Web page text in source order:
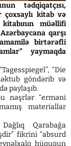
tədqiqatçısı,
çoxsaylı kitab və
müəllifi
qarşı
birtərəfli
yaymaqda
“Die
göndərib və
paylaşıb.
nəşrlər “erməni
materiallar
Qarabağa
fikrini “absurd
hüququn